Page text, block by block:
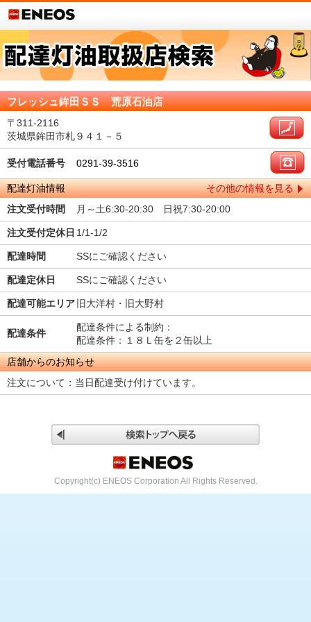
フレッシュ鉾田ＳＳ 荒原石油店
〒311-2116
茨城県鉾田市札９４１－５
受付電話番号 0291-39-3516
配達灯油情報
その他の情報を見る
注文受付時間
月～土6:30-20:30 日祝7:30-20:00
注文受付定休日 1/1-1/2
配達時間 SSにご確認ください
配達定休日 SSにご確認ください
配達可能エリア 旧大洋村・旧大野村
配達条件
配達条件による制約：
配達条件：１８Ｌ缶を２缶以上
店舗からのお知らせ
注文について：当日配達受け付けています。
Copyright(c) ENEOS Corporation All Rights Reserved.